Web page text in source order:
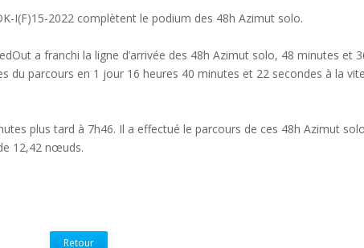
I(F)15-2022 complètent le podium des 48h Azimut solo.
a franchi la ligne d’arrivée des 48h Azimut solo, 48 minutes et
du parcours en 1 jour 16 heures 40 minutes et 22 secondes à la
plus tard à 7h46. Il a effectué le parcours de ces 48h Azimut
12,42 nœuds.
Retour